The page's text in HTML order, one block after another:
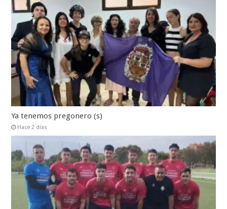
Ya tenemos pregonero (s)
Hace 2 días